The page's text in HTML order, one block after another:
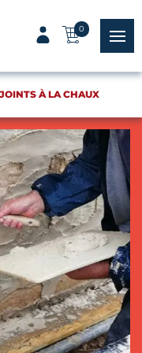
0
menu
À LA CHAUX